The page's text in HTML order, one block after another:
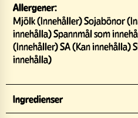
Allergener:
Mjölk (Innehåller) Sojabönor
innehålla) Spannmål som
(Innehåller) SA (Kan innehålla)
innehålla)
Ingredienser